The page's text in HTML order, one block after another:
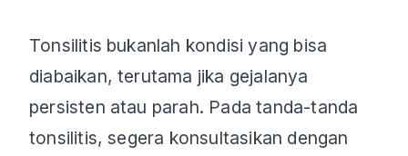
Tonsilitis bukanlah kondisi yang bisa
diabaikan, terutama jika gejalanya
persisten atau parah. Pada tanda-tanda
tonsilitis, segera konsultasikan dengan